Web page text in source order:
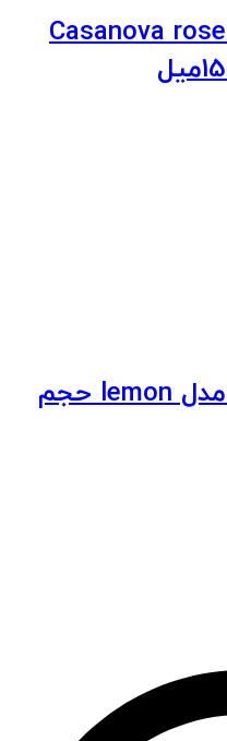
اسپری موبر کازانوا Casanova rose
اسپری موبر کازانوا مدل lemon حجم